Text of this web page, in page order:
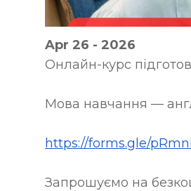
Apr 26 - 2026
Онлайн-курс
Мова навчання —
https://forms.gle/
Запрошуємо на